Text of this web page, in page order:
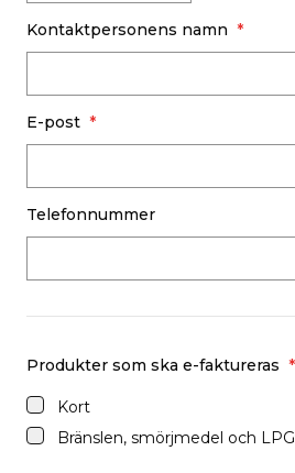
Kontaktpersonens namn
E-post
Telefonnummer
Produkter som ska e-faktureras
Kort
Bränslen, smörjmedel och LPG